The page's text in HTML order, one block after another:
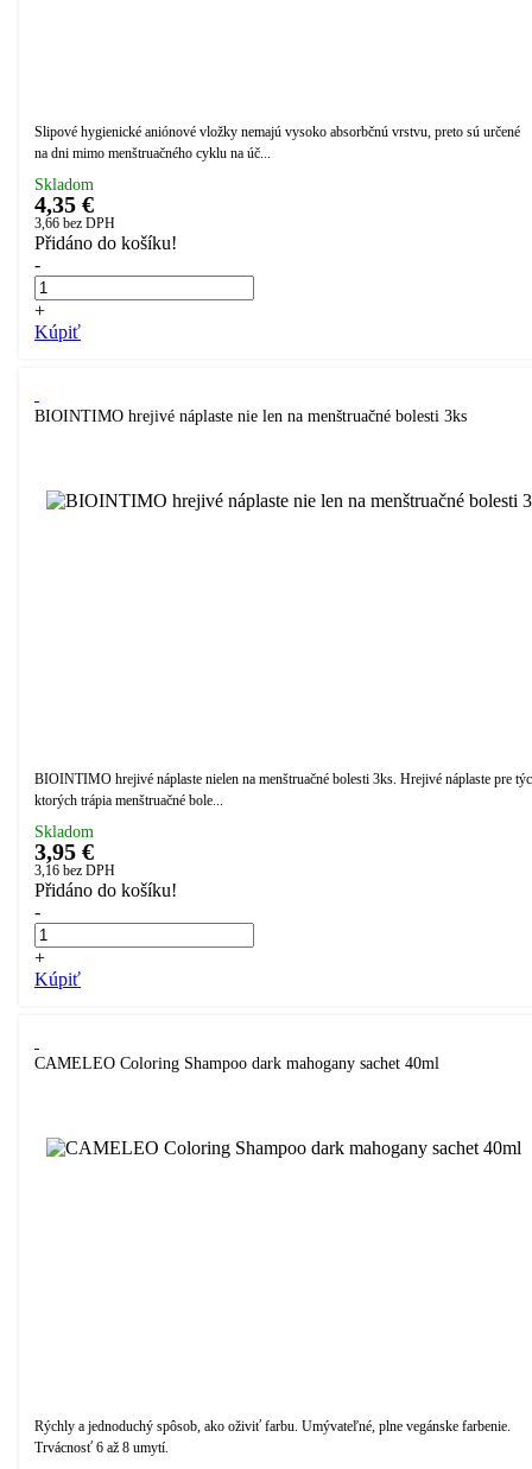
Slipové hygienické aniónové vložky nemajú vysoko absorbčnú vrstvu, preto sú určené
na dni mimo menštruačného cyklu na úč...
Skladom
4,35 €
3,66 bez DPH
Přidáno do košíku!
-
+
Kúpiť
BIOINTIMO hrejivé náplaste nie len na menštruačné bolesti 3ks
BIOINTIMO hrejivé náplaste nielen na menštruačné bolesti 3ks. Hrejivé náplaste pre
ktorých trápia menštruačné bole...
Skladom
3,95 €
3,16 bez DPH
Přidáno do košíku!
-
+
Kúpiť
CAMELEO Coloring Shampoo dark mahogany sachet 40ml
Rýchly a jednoduchý spôsob, ako oživiť farbu. Umývateľné, plne vegánske farbenie.
Trvácnosť 6 až 8 umytí.